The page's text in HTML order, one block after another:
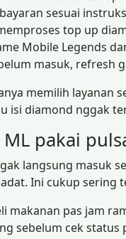
sesuai
top up
Mobile Legends
masuk, refresh
memilih layanan
isi diamond nggak
pakai
langsung masuk
Ini cukup sering
makanan pas jam
sebelum cek status